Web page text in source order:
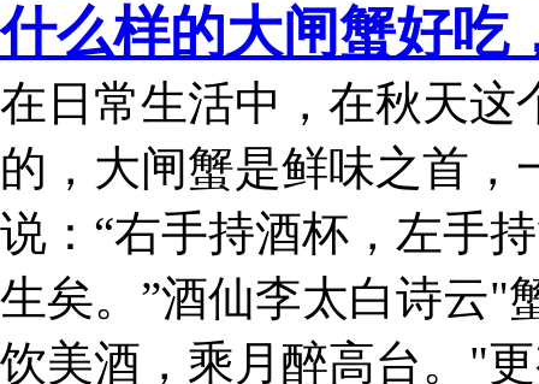
什么样的大闸蟹好吃
在日常生活中，在秋天这
的，大闸蟹是鲜味之首
说：“右手持酒杯，左手
生矣。”酒仙李太白诗云"
饮美酒，乘月醉高台。"